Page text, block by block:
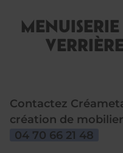
Contactez
création de
04 70 66 21 48